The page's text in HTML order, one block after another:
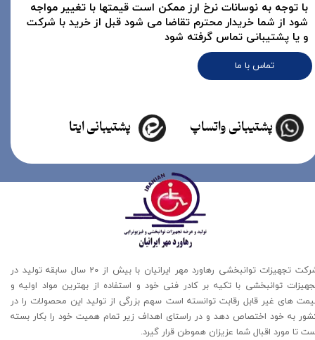
تماس با ما
پشتیبانی ایتا پشتیبانی واتساپ
با توجه به نوسانات نرخ ارز ممکن است قیمتها با تغییر مواجه
شود از شما خریدار محترم تقاضا می شود قبل از خرید با شرکت
و یا پشتیبانی تماس گرفته شود
شرکت تجهیزات توانبخشی رهاورد مهر ایرانیان با بیش از 20 سال سابقه تولید در
توانبخشی با تکیه بر کادر فنی خود و استفاده از بهترین مواد اولیه و
های غیر قابل رقابت توانسته است سهم بزرگی از تولید این محصولات را در
به خود اختصاص دهد و در راستای اهداف زیر تمام همیت خود را بکار بسته
تا مورد اقبال شما عزیزان هموطن قرار گیرد​​​​​​​.